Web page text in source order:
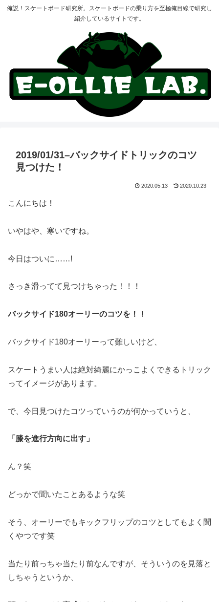
俺説！スケートボード研究所。スケートボードの乗り方を至極俺目線で研究し
紹介しているサイトです。
2019/01/31–バックサイドトリックのコツ
見つけた！
2020.05.13 2020.10.23
こんにちは！
いやはや、寒いですね。
今日はついに……!
さっき滑ってて見つけちゃった！！！
バックサイド180オーリーのコツを！！
バックサイド180オーリーって難しいけど、
スケートうまい人は絶対綺麗にかっこよくできるトリック
ってイメージがあります。
で、今日見つけたコツっていうのが何かっていうと、
「膝を進行方向に出す」
ん？笑
どっかで聞いたことあるような笑
そう、オーリーでもキックフリップのコツとしてもよく聞
くやつです笑
当たり前っちゃ当たり前なんですが、そういうのを見落と
しちゃうというか、